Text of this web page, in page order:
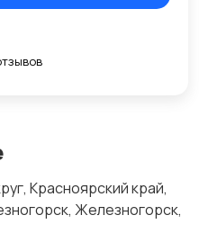
Красноярский край,
Железногорск,